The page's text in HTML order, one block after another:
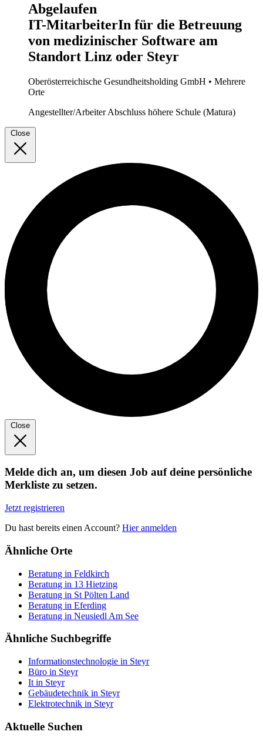
Abgelaufen
IT-MitarbeiterIn für die Betreuung
von medizinischer Software am
Standort Linz oder Steyr
Oberösterreichische Gesundheitsholding GmbH • Mehrere
Orte
Angestellter/ArbeiterAbschluss höhere Schule (Matura)
Close
Close
Melde dich an, um diesen Job auf deine persönliche
Merkliste zu setzen.
Jetzt registrieren
Du hast bereits einen Account? Hier anmelden
Ähnliche Orte
Beratung in Feldkirch
Beratung in 13 Hietzing
Beratung in St Pölten Land
Beratung in Eferding
Beratung in Neusiedl Am See
Ähnliche Suchbegriffe
Informationstechnologie in Steyr
Büro in Steyr
It in Steyr
Gebäudetechnik in Steyr
Elektrotechnik in Steyr
Aktuelle Suchen